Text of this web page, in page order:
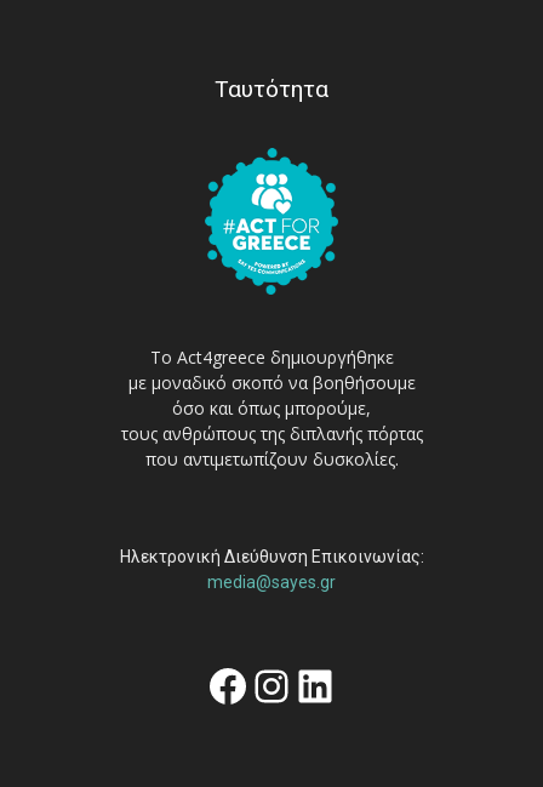
Ταυτότητα
Το Act4greece δημιουργήθηκε
με μοναδικό σκοπό να βοηθήσουμε
όσο και όπως μπορούμε,
τους ανθρώπους της διπλανής πόρτας
που αντιμετωπίζουν δυσκολίες.
Ηλεκτρονική Διεύθυνση Επικοινωνίας:
media@sayes.gr
Facebook
Instagram
Linkedin